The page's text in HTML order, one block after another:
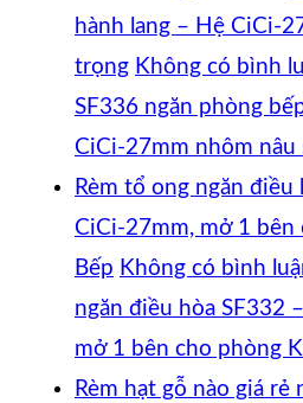
hành lang – Hệ CiCi-
trọng Không có bình
SF336 ngăn phòng
CiCi-27mm nhôm nâu
Rèm tổ ong ngăn điều
CiCi-27mm, mở 1 bên
Bếp Không có bình
ngăn điều hòa SF332
mở 1 bên cho phòng
Rèm hạt gỗ nào giá